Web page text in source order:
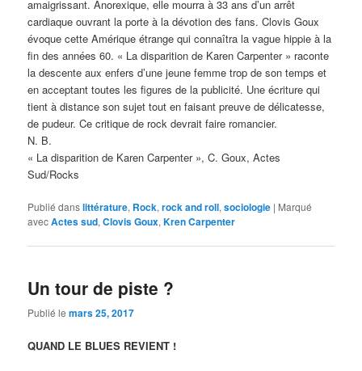
amaigrissant. Anorexique, elle mourra à 33 ans d’un arrêt
cardiaque ouvrant la porte à la dévotion des fans. Clovis Goux
évoque cette Amérique étrange qui connaîtra la vague hippie à la
fin des années 60. « La disparition de Karen Carpenter » raconte
la descente aux enfers d’une jeune femme trop de son temps et
en acceptant toutes les figures de la publicité. Une écriture qui
tient à distance son sujet tout en faisant preuve de délicatesse,
de pudeur. Ce critique de rock devrait faire romancier.
N. B.
« La disparition de Karen Carpenter », C. Goux, Actes
Sud/Rocks
Publié danslittérature, Rock,rock and roll,sociologie | Marqué
avecActes sud,Clovis Goux,Kren Carpenter
Un tour de piste ?
Publié lemars 25, 2017
QUAND LE BLUES REVIENT !